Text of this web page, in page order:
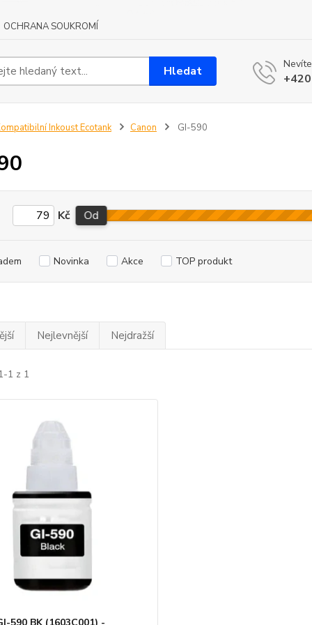
OCHRANA SOUKROMÍ
Hledat
Inkoust Ecotank Canon GI-590
Kč Od
Novinka Akce TOP produkt
Nejlevnější Nejdražší
1 z 1